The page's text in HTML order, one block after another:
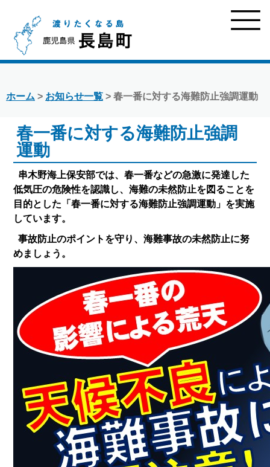
ホーム > お知らせ一覧 > 春一番に対する海難防止強調運動
春一番に対する海難防止強調
運動
串木野海上保安部では、春一番などの急激に発達した
低気圧の危険性を認識し、海難の未然防止を図ることを
目的とした「春一番に対する海難防止強調運動」を実施
しています。
事故防止のポイントを守り、海難事故の未然防止に努
めましょう。